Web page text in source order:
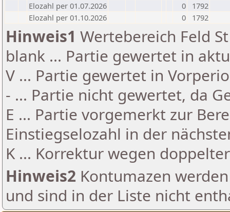
Elozahl per 01.07.2026
0
1792
Elozahl per 01.10.2026
0 1792
Hinweis1 Wertebereich Feld
blank ... Partie gewertet in
V ... Partie gewertet in
- ... Partie nicht gewertet, da
E ... Partie vorgemerkt zur
Einstiegselozahl in der
K ... Korrektur wegen
Hinweis2 Kontumazen
und sind in der Liste nicht